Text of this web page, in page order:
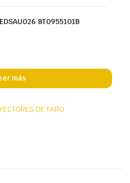
EDSAU026 8T0955101B
más
DE FARO